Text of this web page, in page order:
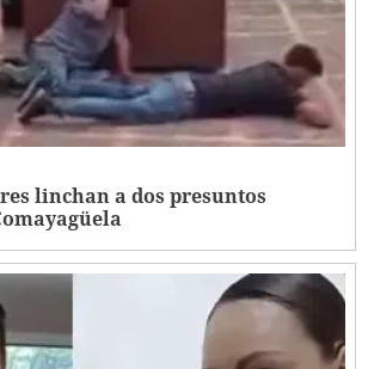
linchan a dos presuntos